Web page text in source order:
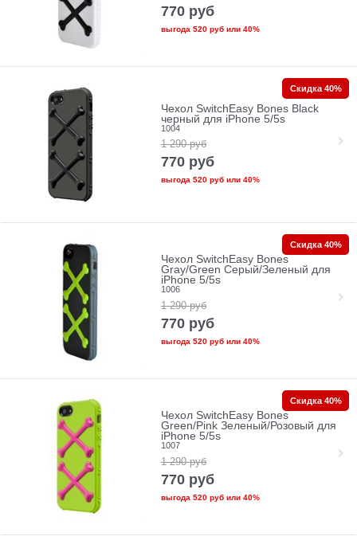
770 руб
выгода 520 рубили 40%
Чехол SwitchEasy Bones Black
черный для iPhone 5/5s
1004
1 290 руб
770 руб
выгода 520 рубили 40%
Скидка 40%
Чехол SwitchEasy Bones
Gray/Green Серый/Зеленый для
iPhone 5/5s
1006
1 290 руб
770 руб
выгода 520 рубили 40%
Скидка 40%
Чехол SwitchEasy Bones
Green/Pink Зеленый/Розовый для
iPhone 5/5s
1007
1 290 руб
770 руб
выгода 520 рубили 40%
Скидка 40%